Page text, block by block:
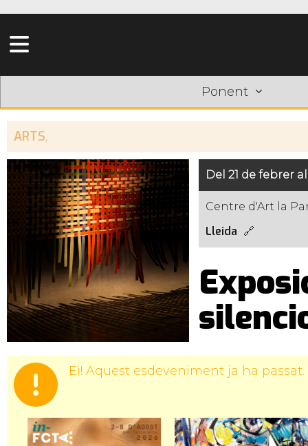
Ponent
ARTS,
Del 21 de febrer
Centre d'Art la
Lleida
Ei! Aquest esdeveniment ja ha